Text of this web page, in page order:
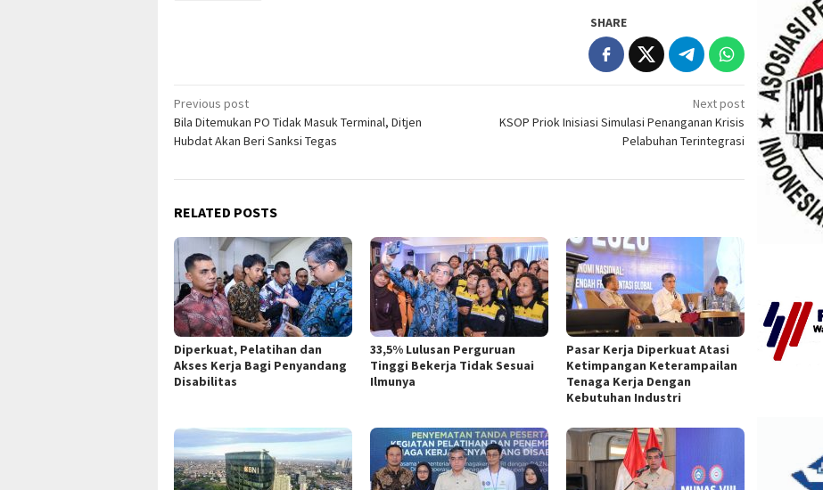
SHARE
Post
navigation
Previous post
Bila Ditemukan PO Tidak Masuk Terminal, Ditjen
Hubdat Akan Beri Sanksi Tegas
Next post
KSOP Priok Inisiasi Simulasi Penanganan Krisis
Pelabuhan Terintegrasi
RELATED POSTS
Diperkuat, Pelatihan dan
Akses Kerja Bagi Penyandang
Disabilitas
33,5% Lulusan Perguruan
Tinggi Bekerja Tidak Sesuai
Ilmunya
Pasar Kerja Diperkuat Atasi
Ketimpangan Keterampailan
Tenaga Kerja Dengan
Kebutuhan Industri